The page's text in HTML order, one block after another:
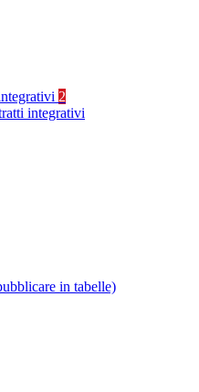
2
integrativi
in tabelle)